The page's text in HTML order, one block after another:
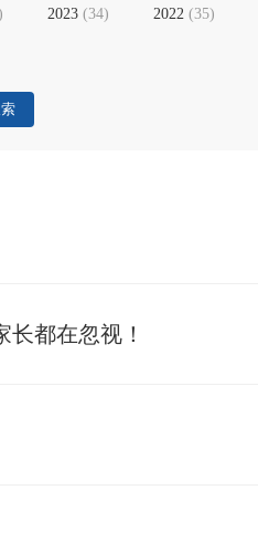
2023 (34) 2022 (35)
都在忽视！